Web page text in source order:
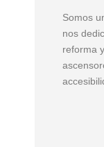
Somos
nos
reforma